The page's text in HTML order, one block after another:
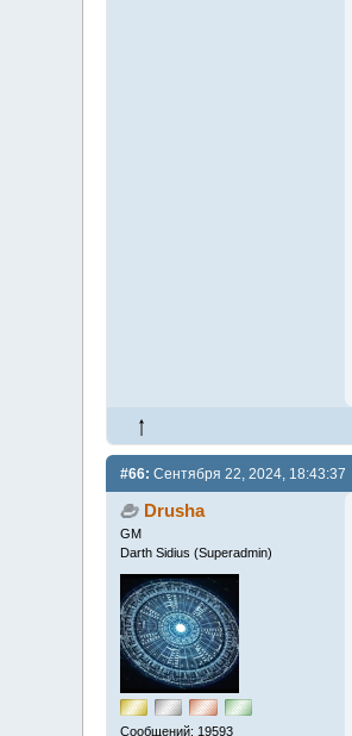
#66: Сентября 22, 2024, 18:43:37
Drusha
GM
Darth Sidius (Superadmin)
Сообщений: 19593